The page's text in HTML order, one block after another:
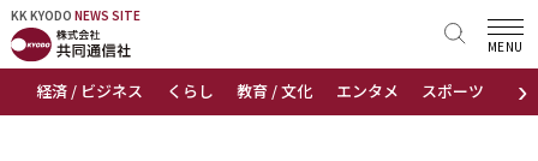
KK KYODO NEWS SITE
›
経済 / ビジネス くらし 教育 / 文化 エンタメ スポーツ 地域
MENU
KK KYODONEWS SITE
トップページ